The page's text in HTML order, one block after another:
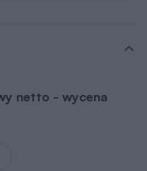
netto - wycena